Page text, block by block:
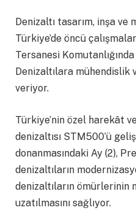
Denizaltı tasarım, inşa ve
Türkiye’de öncü
Tersanesi Komutanlığında
Denizaltılara
veriyor.
Türkiye’nin özel harekât
denizaltısı STM500’ü
donanmasındaki Ay (2),
denizaltıların
denizaltıların
uzatılmasını sağlıyor.